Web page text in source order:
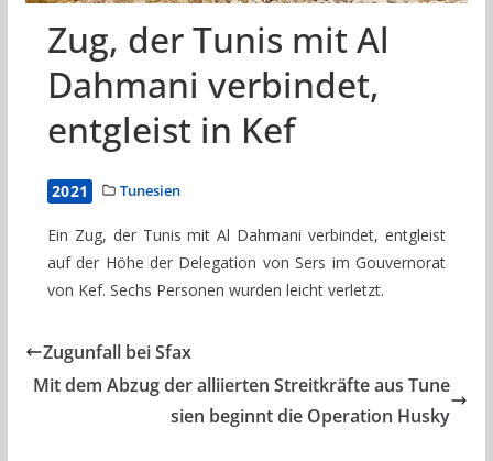
Zug, der Tunis mit Al
Dahmani verbindet,
entgleist in Kef
2021 Tunesien
Ein Zug, der Tunis mit Al Dahmani verbindet, entgleist
auf der Höhe der Delegation von Sers im Gouvernorat
von Kef. Sechs Personen wurden leicht verletzt.
Zugunfall bei Sfax
Mit dem Abzug der alliierten Streitkräfte aus Tune
sien beginnt die Operation Husky